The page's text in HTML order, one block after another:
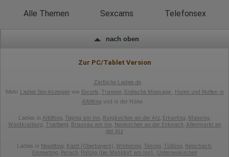
oder in anderen Vertragsstaaten des Abkommens über den
Daten anonym erhoben werden. Nur in Ausnahmefällen wird die
volle IP-Adresse an einen Server von Google in den USA
Erhobene Informationen zum Besucherverhalten sind folgende:
Herkunft (Land und Stadt)
Gerät (PC, Tablet-PC oder Smartphone)
Browser und alle verwendeten Add-ons
Auflösung des Computers
Besucherquelle (Facebook, Suchmaschine oder
verweisende Webseite)
Alle Themen Sexcams Telefonsex
nach oben
Zur PC/Tablet Version
Zärtliche Ladies.de
Mehr Ladies Sex-Anzeigen von Escorts, Transen, Erotische Massage , Huren und Nutten in
Altötting und in der Nähe
Ladies in Altötting, Töging am Inn, Burgkirchen an der Alz, Erharting, Massing,
Waldkraiburg, Trostberg, Braunau am Inn, Neukirchen an der Enknach, Altenmarkt an
der Alz
Ladies in Neuötting, Kastl (Oberbayern), Winhöring, Teising, Tüßling, Reischach,
Emmerting, Perach, Polling (bei Mühldorf am Inn) , Unterneukirchen